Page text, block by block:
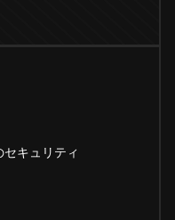
キュリティ